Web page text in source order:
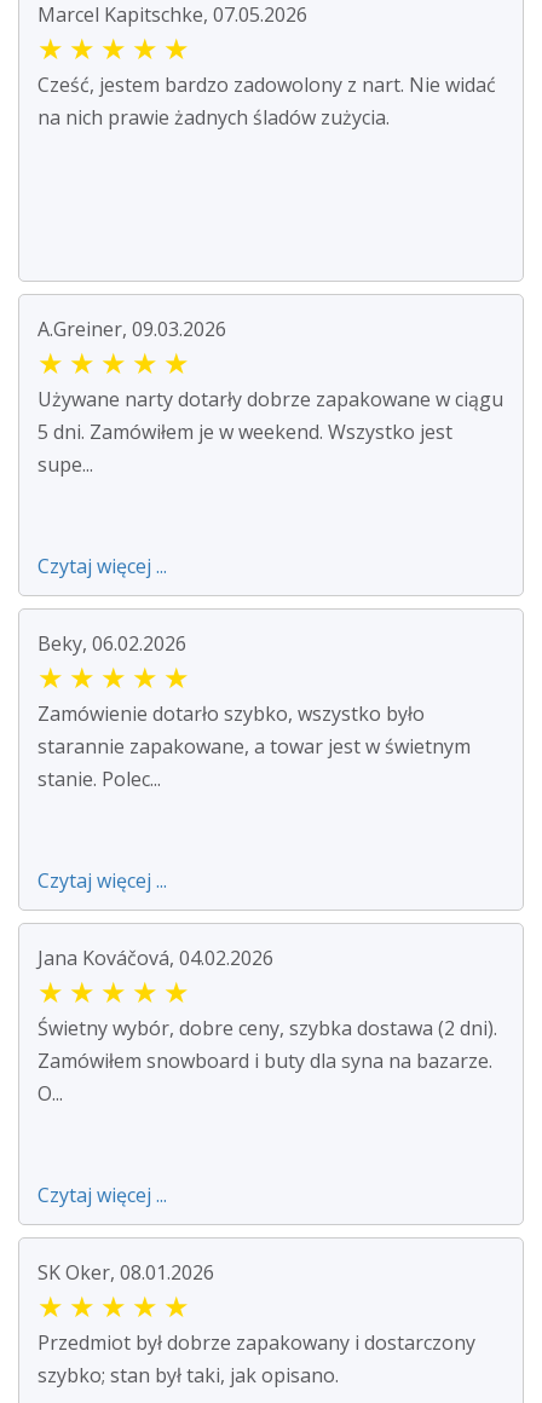
Marcel Kapitschke, 07.05.2026
★ ★ ★ ★ ★
Cześć, jestem bardzo zadowolony z nart. Nie widać
na nich prawie żadnych śladów zużycia.
A.Greiner, 09.03.2026
★ ★ ★ ★ ★
Używane narty dotarły dobrze zapakowane w ciągu
5 dni. Zamówiłem je w weekend. Wszystko jest
supe...
Czytaj więcej ...
Beky, 06.02.2026
★ ★ ★ ★ ★
Zamówienie dotarło szybko, wszystko było
starannie zapakowane, a towar jest w świetnym
stanie. Polec...
Czytaj więcej ...
Jana Kováčová, 04.02.2026
★ ★ ★ ★ ★
Świetny wybór, dobre ceny, szybka dostawa (2 dni).
Zamówiłem snowboard i buty dla syna na bazarze.
O...
Czytaj więcej ...
SK Oker, 08.01.2026
★ ★ ★ ★ ★
Przedmiot był dobrze zapakowany i dostarczony
szybko; stan był taki, jak opisano.